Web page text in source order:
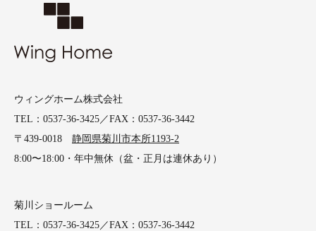
ウィングホーム株式会社
TEL：0537-36-3425／FAX：0537-36-3442
〒439-0018 静岡県菊川市本所1193-2
8:00〜18:00・年中無休（盆・正月は連休あり）
菊川ショールーム
TEL：0537-36-3425／FAX：0537-36-3442